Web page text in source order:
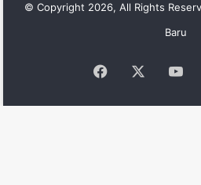
© Copyright 2026, All Rights
Baru
Facebook